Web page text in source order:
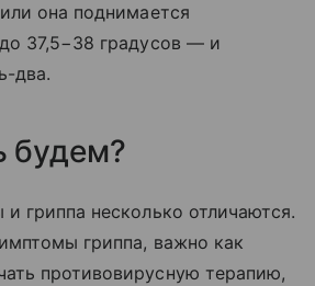
она поднимается
37,5−38 градусов — и
два.
будем?
гриппа несколько отличаются.
гриппа, важно как
противовирусную терапию,